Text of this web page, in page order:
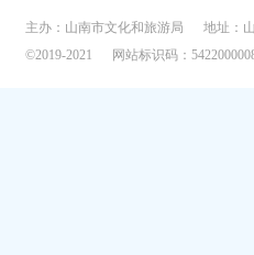
主办：山南市文化和旅游局 地址：
©2019-2021
网站标识码：